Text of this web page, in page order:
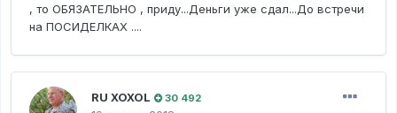
, то ОБЯЗАТЕЛЬНО , приду...Деньги уже сдал...До встречи
на ПОСИДЕЛКАХ ....
RU XOXOL 30 492